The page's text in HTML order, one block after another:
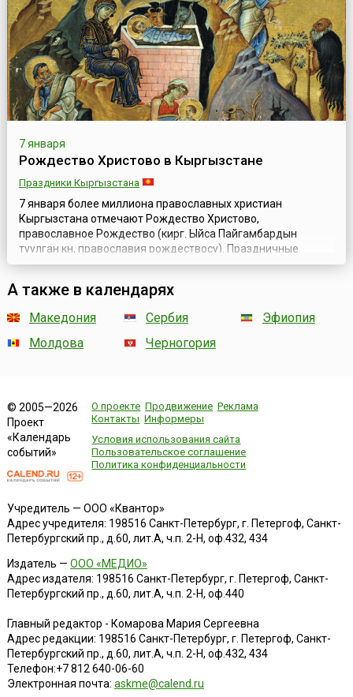
символами. Непременные атрибуты торжества — р...
7 января
Рождество Христово в Кыргызстане
Праздники Кыргызстана
7 января более миллиона православных христиан
Кыргызстана отмечают Рождество Христово,
православное Рождество (кирг. Ыйса Пайгамбардын
туулган күнү, православия рождествосу). Праздничные
рождественские службы проходят во всех храмах
всех верующих поздравляет с Рождеством епископ
января, ...
А также в календарях
Македония
Молдова
Сербия
Черногория
Эфиопия
© 2005—2026
Проект
«Календарь
событий»
О проекте Продвижение Реклама
Контакты Информеры
Условия использования сайта
Пользовательское соглашение
Политика конфиденциальности
Учредитель — ООО «Квантор»
Адрес учредителя: 198516 Санкт-Петербург, г. Петергоф, Санкт-
Петербургский пр., д.60, лит.А, ч.п. 2-Н, оф.432, 434
Издатель — ООО «МЕДИО»
Адрес издателя: 198516 Санкт-Петербург, г. Петергоф, Санкт-
Петербургский пр., д.60, лит.А, ч.п. 2-Н, оф.440
Главный редактор - Комарова Мария Сергеевна
Адрес редакции: 198516 Санкт-Петербург, г. Петергоф, Санкт-
Петербургский пр., д.60, лит.А, ч.п. 2-Н, оф.432, 434
Телефон:+7 812 640-06-60
Электронная почта: askme@calend.ru